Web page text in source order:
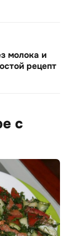
молока и
рецепт
с